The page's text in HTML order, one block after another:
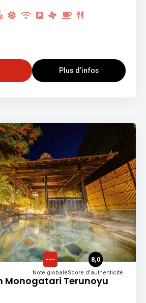
Plus d’infos
Monogatari Terunoyu
---
Note globale
8,0
Score d'authenticité